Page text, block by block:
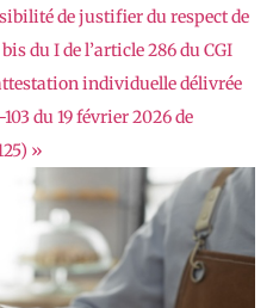
de justifier du respect de
du I de l’article 286 du CGI
individuelle délivrée
du 19 février 2026 de
»